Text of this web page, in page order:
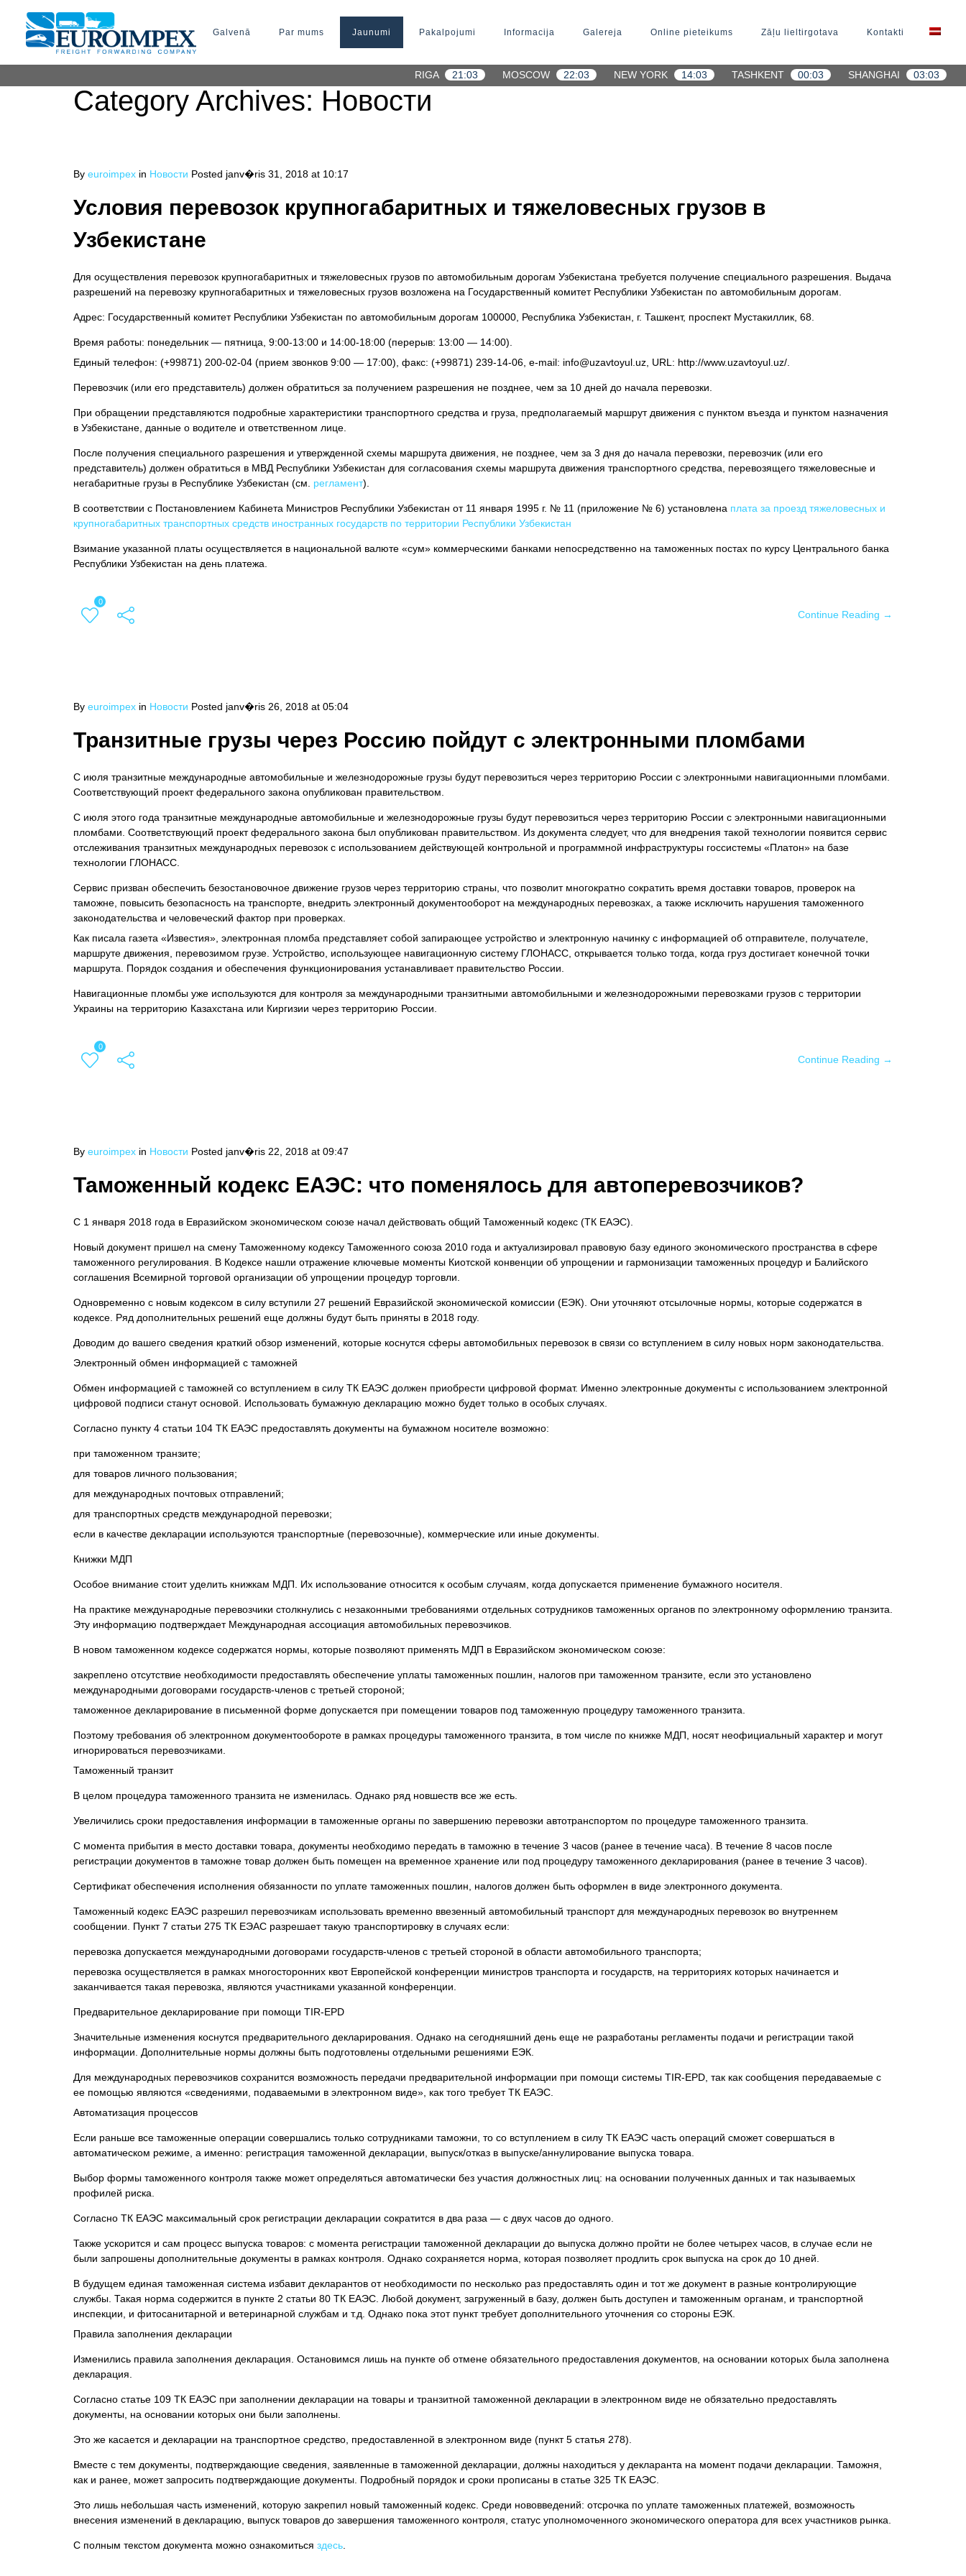
Galvenā Par mums Jaunumi Pakalpojumi Informacija Galereja Online pieteikums Zāļu lieltirgotava Kontakti
RIGA 21:03 MOSCOW 22:03 NEW YORK 14:03 TASHKENT 00:03 SHANGHAI 03:03
Category Archives: Новости
By euroimpex in Новости Posted janv�ris 31, 2018 at 10:17
Условия перевозок крупногабаритных и тяжеловесных грузов в
Узбекистане
Для осуществления перевозок крупногабаритных и тяжеловесных грузов по автомобильным дорогам Узбекистана требуется получение специального разрешения. Выдача
разрешений на перевозку крупногабаритных и тяжеловесных грузов возложена на Государственный комитет Республики Узбекистан по автомобильным дорогам.
Адрес: Государственный комитет Республики Узбекистан по автомобильным дорогам 100000, Республика Узбекистан, г. Ташкент, проспект Мустакиллик, 68.
Время работы: понедельник — пятница, 9:00-13:00 и 14:00-18:00 (перерыв: 13:00 — 14:00).
Единый телефон: (+99871) 200-02-04 (прием звонков 9:00 — 17:00), факс: (+99871) 239-14-06, e-mail: info@uzavtoyul.uz, URL: http://www.uzavtoyul.uz/.
Перевозчик (или его представитель) должен обратиться за получением разрешения не позднее, чем за 10 дней до начала перевозки.
При обращении представляются подробные характеристики транспортного средства и груза, предполагаемый маршрут движения с пунктом въезда и пунктом назначения
в Узбекистане, данные о водителе и ответственном лице.
После получения специального разрешения и утвержденной схемы маршрута движения, не позднее, чем за 3 дня до начала перевозки, перевозчик (или его
представитель) должен обратиться в МВД Республики Узбекистан для согласования схемы маршрута движения транспортного средства, перевозящего тяжеловесные и
негабаритные грузы в Республике Узбекистан (см. регламент).
В соответствии с Постановлением Кабинета Министров Республики Узбекистан от 11 января 1995 г. № 11 (приложение № 6) установлена плата за проезд тяжеловесных и
крупногабаритных транспортных средств иностранных государств по территории Республики Узбекистан
Взимание указанной платы осуществляется в национальной валюте «сум» коммерческими банками непосредственно на таможенных постах по курсу Центрального банка
Республики Узбекистан на день платежа.
0
Continue Reading →
By euroimpex in Новости Posted janv�ris 26, 2018 at 05:04
Транзитные грузы через Россию пойдут с электронными пломбами
С июля транзитные международные автомобильные и железнодорожные грузы будут перевозиться через территорию России с электронными навигационными пломбами.
Соответствующий проект федерального закона опубликован правительством.
С июля этого года транзитные международные автомобильные и железнодорожные грузы будут перевозиться через территорию России с электронными навигационными
пломбами. Соответствующий проект федерального закона был опубликован правительством. Из документа следует, что для внедрения такой технологии появится сервис
отслеживания транзитных международных перевозок с использованием действующей контрольной и программной инфраструктуры госсистемы «Платон» на базе
технологии ГЛОНАСС.
Сервис призван обеспечить безостановочное движение грузов через территорию страны, что позволит многократно сократить время доставки товаров, проверок на
таможне, повысить безопасность на транспорте, внедрить электронный документооборот на международных перевозках, а также исключить нарушения таможенного
законодательства и человеческий фактор при проверках.
Как писала газета «Известия», электронная пломба представляет собой запирающее устройство и электронную начинку с информацией об отправителе, получателе,
маршруте движения, перевозимом грузе. Устройство, использующее навигационную систему ГЛОНАСС, открывается только тогда, когда груз достигает конечной точки
маршрута. Порядок создания и обеспечения функционирования устанавливает правительство России.
Навигационные пломбы уже используются для контроля за международными транзитными автомобильными и железнодорожными перевозками грузов с территории
Украины на территорию Казахстана или Киргизии через территорию России.
0
Continue Reading →
By euroimpex in Новости Posted janv�ris 22, 2018 at 09:47
Таможенный кодекс ЕАЭС: что поменялось для автоперевозчиков?
С 1 января 2018 года в Евразийском экономическом союзе начал действовать общий Таможенный кодекс (ТК ЕАЭС).
Новый документ пришел на смену Таможенному кодексу Таможенного союза 2010 года и актуализировал правовую базу единого экономического пространства в сфере
таможенного регулирования. В Кодексе нашли отражение ключевые моменты Киотской конвенции об упрощении и гармонизации таможенных процедур и Балийского
соглашения Всемирной торговой организации об упрощении процедур торговли.
Одновременно с новым кодексом в силу вступили 27 решений Евразийской экономической комиссии (ЕЭК). Они уточняют отсылочные нормы, которые содержатся в
кодексе. Ряд дополнительных решений еще должны будут быть приняты в 2018 году.
Доводим до вашего сведения краткий обзор изменений, которые коснутся сферы автомобильных перевозок в связи со вступлением в силу новых норм законодательства.
Электронный обмен информацией с таможней
Обмен информацией с таможней со вступлением в силу ТК ЕАЭС должен приобрести цифровой формат. Именно электронные документы с использованием электронной
цифровой подписи станут основой. Использовать бумажную декларацию можно будет только в особых случаях.
Согласно пункту 4 статьи 104 ТК ЕАЭС предоставлять документы на бумажном носителе возможно:
при таможенном транзите;
для товаров личного пользования;
для международных почтовых отправлений;
для транспортных средств международной перевозки;
если в качестве декларации используются транспортные (перевозочные), коммерческие или иные документы.
Книжки МДП
Особое внимание стоит уделить книжкам МДП. Их использование относится к особым случаям, когда допускается применение бумажного носителя.
На практике международные перевозчики столкнулись с незаконными требованиями отдельных сотрудников таможенных органов по электронному оформлению транзита.
Эту информацию подтверждает Международная ассоциация автомобильных перевозчиков.
В новом таможенном кодексе содержатся нормы, которые позволяют применять МДП в Евразийском экономическом союзе:
закреплено отсутствие необходимости предоставлять обеспечение уплаты таможенных пошлин, налогов при таможенном транзите, если это установлено
международными договорами государств-членов с третьей стороной;
таможенное декларирование в письменной форме допускается при помещении товаров под таможенную процедуру таможенного транзита.
Поэтому требования об электронном документообороте в рамках процедуры таможенного транзита, в том числе по книжке МДП, носят неофициальный характер и могут
игнорироваться перевозчиками.
Таможенный транзит
В целом процедура таможенного транзита не изменилась. Однако ряд новшеств все же есть.
Увеличились сроки предоставления информации в таможенные органы по завершению перевозки автотранспортом по процедуре таможенного транзита.
С момента прибытия в место доставки товара, документы необходимо передать в таможню в течение 3 часов (ранее в течение часа). В течение 8 часов после
регистрации документов в таможне товар должен быть помещен на временное хранение или под процедуру таможенного декларирования (ранее в течение 3 часов).
Сертификат обеспечения исполнения обязанности по уплате таможенных пошлин, налогов должен быть оформлен в виде электронного документа.
Таможенный кодекс ЕАЭС разрешил перевозчикам использовать временно ввезенный автомобильный транспорт для международных перевозок во внутреннем
сообщении. Пункт 7 статьи 275 ТК ЕЭАС разрешает такую транспортировку в случаях если:
перевозка допускается международными договорами государств-членов с третьей стороной в области автомобильного транспорта;
перевозка осуществляется в рамках многосторонних квот Европейской конференции министров транспорта и государств, на территориях которых начинается и
заканчивается такая перевозка, являются участниками указанной конференции.
Предварительное декларирование при помощи ТIR-EPD
Значительные изменения коснутся предварительного декларирования. Однако на сегодняшний день еще не разработаны регламенты подачи и регистрации такой
информации. Дополнительные нормы должны быть подготовлены отдельными решениями ЕЭК.
Для международных перевозчиков сохранится возможность передачи предварительной информации при помощи системы TIR-EPD, так как сообщения передаваемые с
ее помощью являются «сведениями, подаваемыми в электронном виде», как того требует ТК ЕАЭС.
Автоматизация процессов
Если раньше все таможенные операции совершались только сотрудниками таможни, то со вступлением в силу ТК ЕАЭС часть операций сможет совершаться в
автоматическом режиме, а именно: регистрация таможенной декларации, выпуск/отказ в выпуске/аннулирование выпуска товара.
Выбор формы таможенного контроля также может определяться автоматически без участия должностных лиц: на основании полученных данных и так называемых
профилей риска.
Согласно ТК ЕАЭС максимальный срок регистрации декларации сократится в два раза — с двух часов до одного.
Также ускорится и сам процесс выпуска товаров: с момента регистрации таможенной декларации до выпуска должно пройти не более четырех часов, в случае если не
были запрошены дополнительные документы в рамках контроля. Однако сохраняется норма, которая позволяет продлить срок выпуска на срок до 10 дней.
В будущем единая таможенная система избавит декларантов от необходимости по несколько раз предоставлять один и тот же документ в разные контролирующие
службы. Такая норма содержится в пункте 2 статьи 80 ТК ЕАЭС. Любой документ, загруженный в базу, должен быть доступен и таможенным органам, и транспортной
инспекции, и фитосанитарной и ветеринарной службам и т.д. Однако пока этот пункт требует дополнительного уточнения со стороны ЕЭК.
Правила заполнения декларации
Изменились правила заполнения декларация. Остановимся лишь на пункте об отмене обязательного предоставления документов, на основании которых была заполнена
декларация.
Согласно статье 109 ТК ЕАЭС при заполнении декларации на товары и транзитной таможенной декларации в электронном виде не обязательно предоставлять
документы, на основании которых они были заполнены.
Это же касается и декларации на транспортное средство, предоставленной в электронном виде (пункт 5 статья 278).
Вместе с тем документы, подтверждающие сведения, заявленные в таможенной декларации, должны находиться у декларанта на момент подачи декларации. Таможня,
как и ранее, может запросить подтверждающие документы. Подробный порядок и сроки прописаны в статье 325 ТК ЕАЭС.
Это лишь небольшая часть изменений, которую закрепил новый таможенный кодекс. Среди нововведений: отсрочка по уплате таможенных платежей, возможность
внесения изменений в декларацию, выпуск товаров до завершения таможенного контроля, статус уполномоченного экономического оператора для всех участников рынка.
С полным текстом документа можно ознакомиться здесь